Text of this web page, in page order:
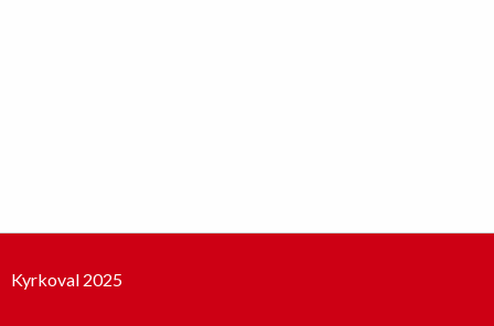
Kyrkoval 2025